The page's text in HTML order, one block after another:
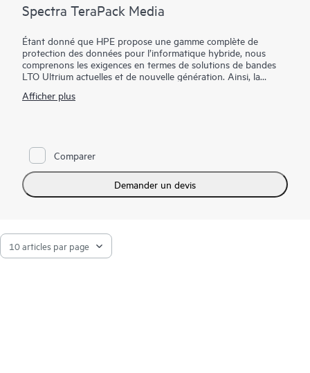
Spectra TeraPack Media
Étant donné que HPE propose une gamme complète de
protection des données pour l’informatique hybride, nous
comprenons les exigences en termes de solutions de bandes
LTO Ultrium actuelles et de nouvelle génération. Ainsi, la
conservation à long terme des données d’archivage ainsi que
Spectra TeraPack sont conçus pour que les clients soient
certains de disposer des solutions de stockage sur bande les
plus fiables et automatisées disponibles. Notre approche met
l’accent sur les améliorations en cours et les fonctionnalités qui
simplifient quasiment tous les aspects du processus de gestion
Afficher plus
Comparer
Demander un devis